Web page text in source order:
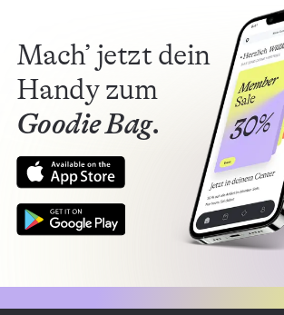
Mach’ jetzt dein
Handy zum
Goodie Bag.